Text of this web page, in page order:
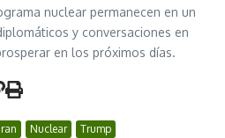
nuclear permanecen en un
y conversaciones en
en los próximos días.
Iran Nuclear Trump